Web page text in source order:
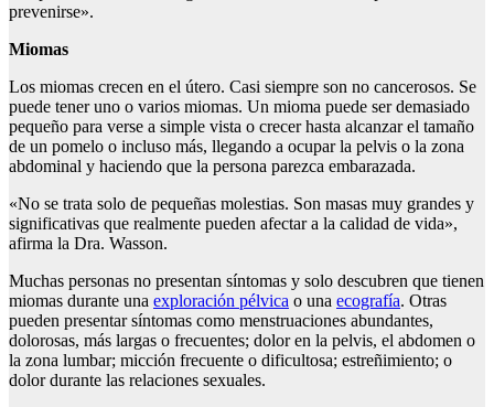
prevenirse».
Miomas
Los miomas crecen en el útero. Casi siempre son no cancerosos. Se
puede tener uno o varios miomas. Un mioma puede ser demasiado
pequeño para verse a simple vista o crecer hasta alcanzar el tamaño
de un pomelo o incluso más, llegando a ocupar la pelvis o la zona
abdominal y haciendo que la persona parezca embarazada.
«No se trata solo de pequeñas molestias. Son masas muy grandes y
significativas que realmente pueden afectar a la calidad de vida»,
afirma la Dra. Wasson.
Muchas personas no presentan síntomas y solo descubren que tienen
miomas durante una exploración pélvica o una ecografía. Otras
pueden presentar síntomas como menstruaciones abundantes,
dolorosas, más largas o frecuentes; dolor en la pelvis, el abdomen o
la zona lumbar; micción frecuente o dificultosa; estreñimiento; o
dolor durante las relaciones sexuales.